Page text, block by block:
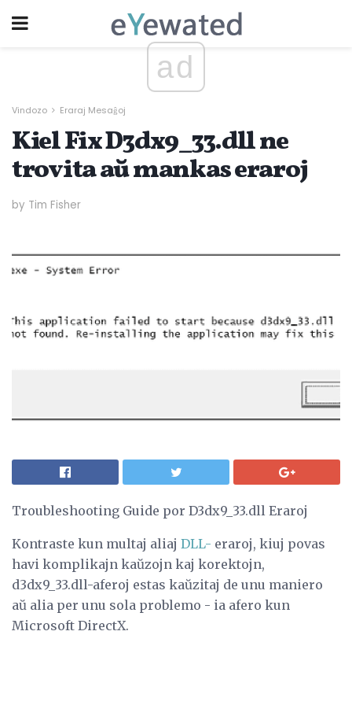
ad
Vindozo Eraraj Mesaĝoj
Kiel Fix D3dx9_33.dll ne
trovita aŭ mankas eraroj
by Tim Fisher
Troubleshooting Guide por D3dx9_33.dll Eraroj
Kontraste kun multaj aliaj DLL- eraroj, kiuj povas
havi komplikajn kaŭzojn kaj korektojn,
d3dx9_33.dll-aferoj estas kaŭzitaj de unu maniero
aŭ alia per unu sola problemo - ia afero kun
Microsoft DirectX.